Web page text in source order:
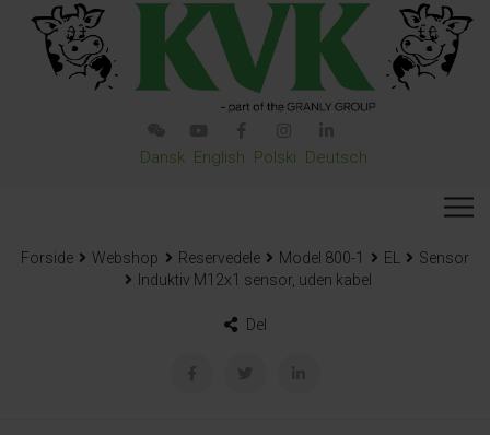
Dansk English Polski Deutsch
Forside Webshop Reservedele Model 800-1 EL
Sensor
Induktiv M12x1 sensor, uden kabel
Del